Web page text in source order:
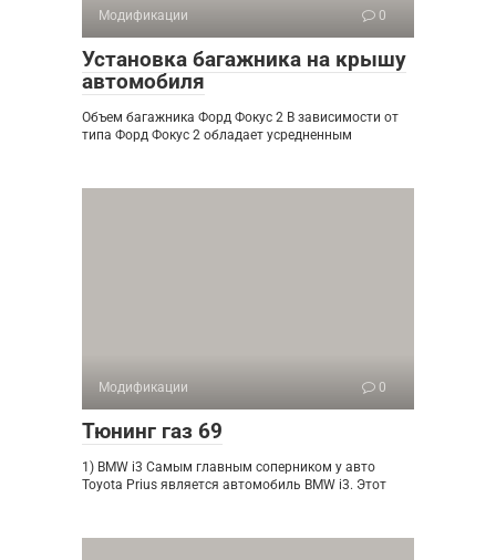
Модификации 0
Установка багажника на крышу
автомобиля
Объем багажника Форд Фокус 2 В зависимости от
типа Форд Фокус 2 обладает усредненным
Модификации 0
Тюнинг газ 69
1) BMW i3 Самым главным соперником у авто
Toyota Prius является автомобиль BMW i3. Этот